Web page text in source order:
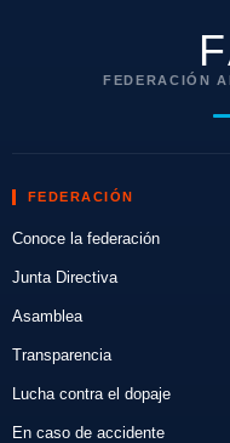
FEDERACIÓN
FEDERACIÓN
Conoce la federación
Junta Directiva
Asamblea
Transparencia
Lucha contra el dopaje
En caso de accidente